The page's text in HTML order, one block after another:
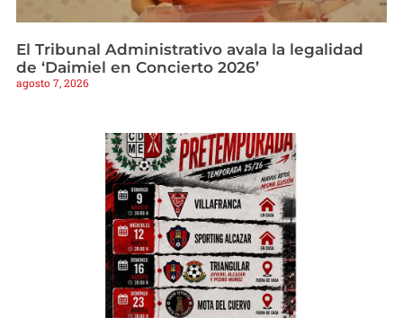
El Tribunal Administrativo avala la legalidad
de ‘Daimiel en Concierto 2026’
agosto 7, 2026